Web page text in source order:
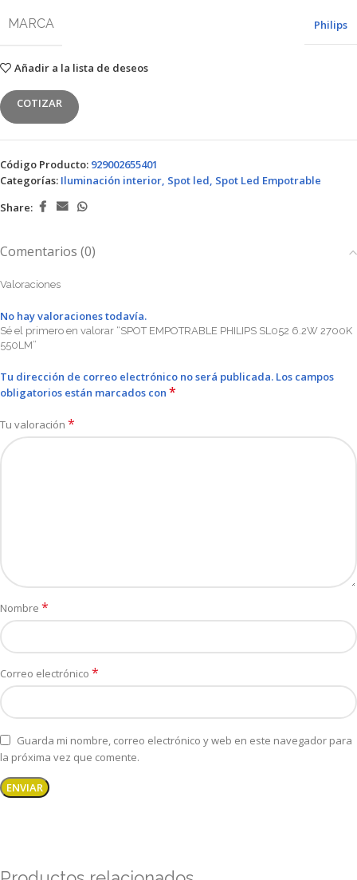
MARCA Philips
Añadir a la lista de deseos
COTIZAR
Código Producto: 929002655401
Categorías: Iluminación interior, Spot led, Spot Led Empotrable
Share:
Comentarios (0)
Valoraciones
No hay valoraciones todavía.
Sé el primero en valorar “SPOT EMPOTRABLE PHILIPS SL052 6.2W 2700K
550LM”
Tu dirección de correo electrónico no será publicada. Los campos
obligatorios están marcados con *
Tu valoración *
Nombre *
Correo electrónico *
Guarda mi nombre, correo electrónico y web en este navegador para
la próxima vez que comente.